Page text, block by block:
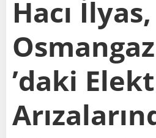
Hacı İlyas,
’daki